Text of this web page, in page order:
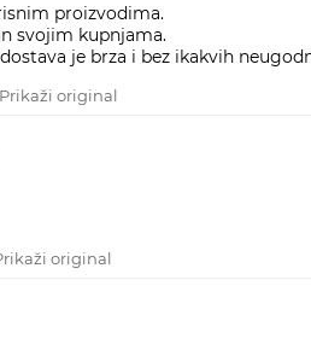
proizvodima.
svojim kupnjama.
dostava je brza i bez ikakvih
Prikaži original
original